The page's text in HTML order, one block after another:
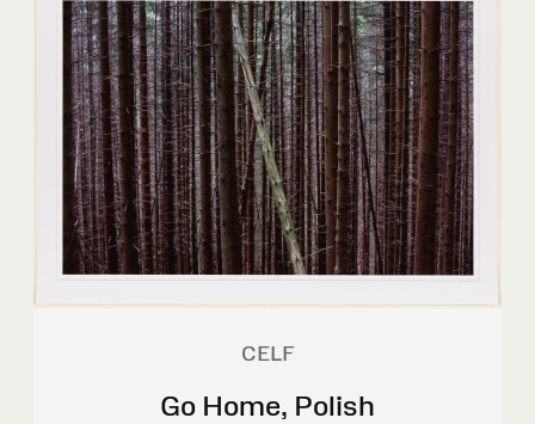
CELF
Go Home, Polish